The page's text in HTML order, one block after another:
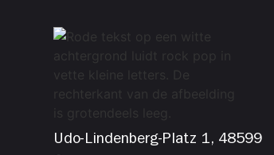
Udo-Lindenberg-Platz 1, 48599